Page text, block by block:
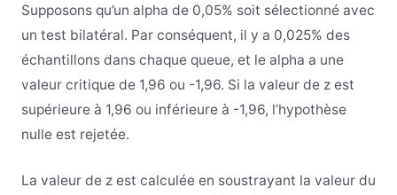
Supposons qu’un alpha de 0,05% soit sélectionné avec
un test bilatéral. Par conséquent, il y a 0,025% des
échantillons dans chaque queue, et le alpha a une
valeur critique de 1,96 ou -1,96. Si la valeur de z est
supérieure à 1,96 ou inférieure à -1,96, l’hypothèse
nulle est rejetée.
La valeur de z est calculée en soustrayant la valeur du